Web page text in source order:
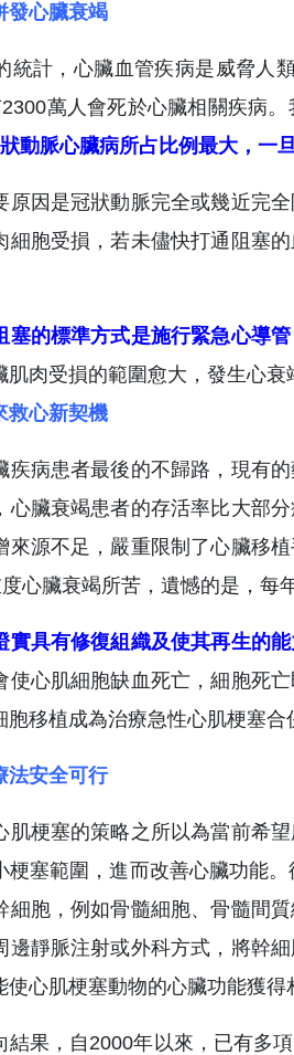
發心臟衰竭
統計，心臟血管疾病是威脅人
萬人會死於心臟相關疾病
動脈心臟病所占比例最大，一
原因是冠狀動脈完全或幾近完
細胞受損，若未儘快打通阻塞
塞的標準方式是施行緊急心導
肌肉受損的範圍愈大，發生心
救心新契機
疾病患者最後的不歸路，現有
心臟衰竭患者的存活率比大部
來源不足，嚴重限制了心臟移
心臟衰竭所苦，遺憾的是，每
實具有修復組織及使其再生的
使心肌細胞缺血死亡，細胞死
移植成為治療急性心肌梗塞合
法安全可行
肌梗塞的策略之所以為當前希
梗塞範圍，進而改善心臟功能
細胞，例如骨髓細胞、骨髓間
邊靜脈注射或外科方式，將幹
心肌梗塞動物的心臟功能獲得
結果，自2000年以來，已有多